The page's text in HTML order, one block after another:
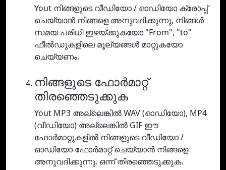
Yout നിങ്ങളുടെ വീഡിയോ / ഓഡിയോ ക്രോപ്പ്
ചെയ്യാൻ നിങ്ങളെ അനുവദിക്കുന്നു, നിങ്ങൾ
സമയ പരിധി ഇഴയ്ക്കുകയോ "From", "to"
ഫീൽഡുകളിലെ മൂല്യങ്ങൾ മാറ്റുകയോ
ചെയ്യണം.
നിങ്ങളുടെ ഫോർമാറ്റ്
തിരഞ്ഞെടുക്കുക
Yout MP3 അല്ലെങ്കിൽ WAV (ഓഡിയോ), MP4
(വീഡിയോ) അല്ലെങ്കിൽ GIF ഈ
ഫോർമാറ്റുകളിൽ നിങ്ങളുടെ വീഡിയോ /
ഓഡിയോ ഫോർമാറ്റ് ചെയ്യാൻ നിങ്ങളെ
അനുവദിക്കുന്നു. ഒന്ന് തിരഞ്ഞെടുക്കുക.